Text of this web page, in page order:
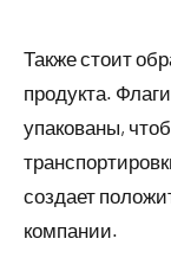
Также стоит
продукта.
упакованы,
создает
компании.